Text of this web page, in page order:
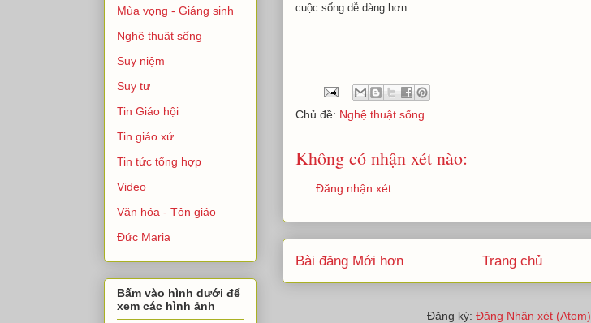
cuộc sống dễ dàng hơn.
Chủ đề: Nghệ thuật sống
Không có nhận xét nào:
Đăng nhận xét
Bài đăng Mới hơn Trang chủ
Đăng ký: Đăng Nhận xét (Atom)
Mùa vọng - Giáng sinh
Nghệ thuật sống
Suy niệm
Suy tư
Tin Giáo hội
Tin giáo xứ
Tin tức tổng hợp
Video
Văn hóa - Tôn giáo
Đức Maria
Bấm vào hình dưới để
xem các hình ảnh